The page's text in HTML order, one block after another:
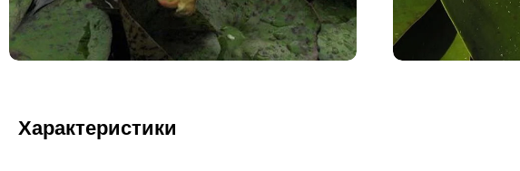
Характеристики